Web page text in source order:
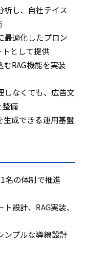
析し、自社テイス
最適化したプロン
として提供
RAG機能を実装
しなくても、広告文
備
生成できる運用基盤
名の体制で推進
設計、RAG実装、
ンプルな導線設計